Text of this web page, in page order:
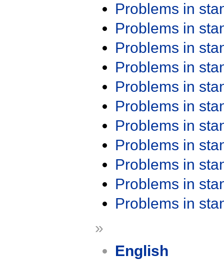
Problems in
Problems in
Problems in
Problems in
Problems in
Problems in
Problems in
Problems in
Problems in
Problems in
Problems in
»
English